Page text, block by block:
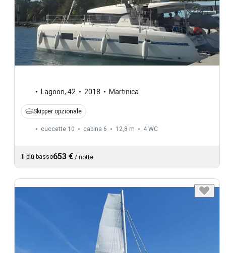
Lagoon, 42 2018 Martinica
Skipper opzionale
cuccette 10 cabina 6 12,8 m 4 WC
Il più basso653 € / notte